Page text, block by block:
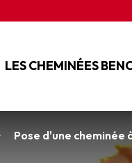
LES CHEMINÉES
Pose d'une cheminée